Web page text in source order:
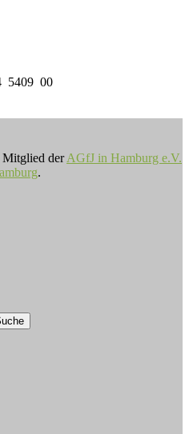
5409 00
Mitglied derAGfJ in Hamburg e.V.
.